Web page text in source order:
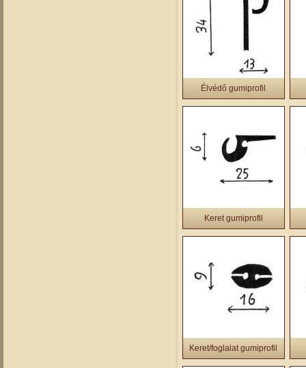
Élvédő gumiprofil
Keret gumiprofil
Keret/foglalat gumiprofil